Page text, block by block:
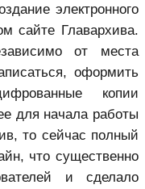
электронного
сайте Главархива.
от места
оформить
копии
для начала работы
то сейчас полный
что существенно
и сделало